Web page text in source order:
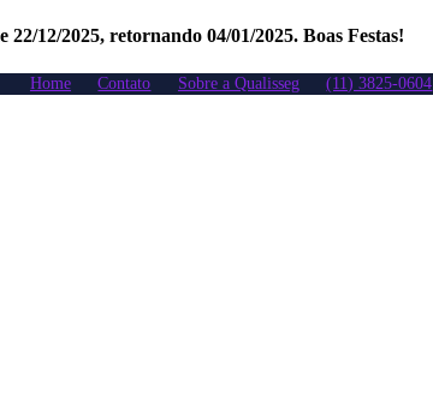
12/2025, retornando 04/01/2025. Boas Festas!
Home Contato Sobre a Qualisseg (11) 3825-0604